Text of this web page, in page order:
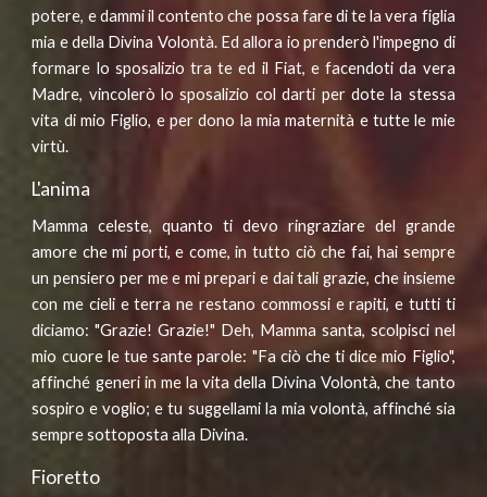
potere, e dammi il contento che possa fare di te la vera figlia
mia e della Divina Volontà. Ed allora io prenderò l'impegno di
formare lo sposalizio tra te ed il Fiat, e facendoti da vera
Madre, vincolerò lo sposalizio col darti per dote la stessa
vita di mio Figlio, e per dono la mia maternità e tutte le mie
virtù.
L'anima
Mamma celeste, quanto ti devo ringraziare del grande
amore che mi porti, e come, in tutto ciò che fai, hai sempre
un pensiero per me e mi prepari e dai tali grazie, che insieme
con me cieli e terra ne restano commossi e rapiti, e tutti ti
diciamo: "Grazie! Grazie!" Deh, Mamma santa, scolpisci nel
mio cuore le tue sante parole: "Fa ciò che ti dice mio Figlio",
affinché generi in me la vita della Divina Volontà, che tanto
sospiro e voglio; e tu suggellami la mia volontà, affinché sia
sempre sottoposta alla Divina.
Fioretto